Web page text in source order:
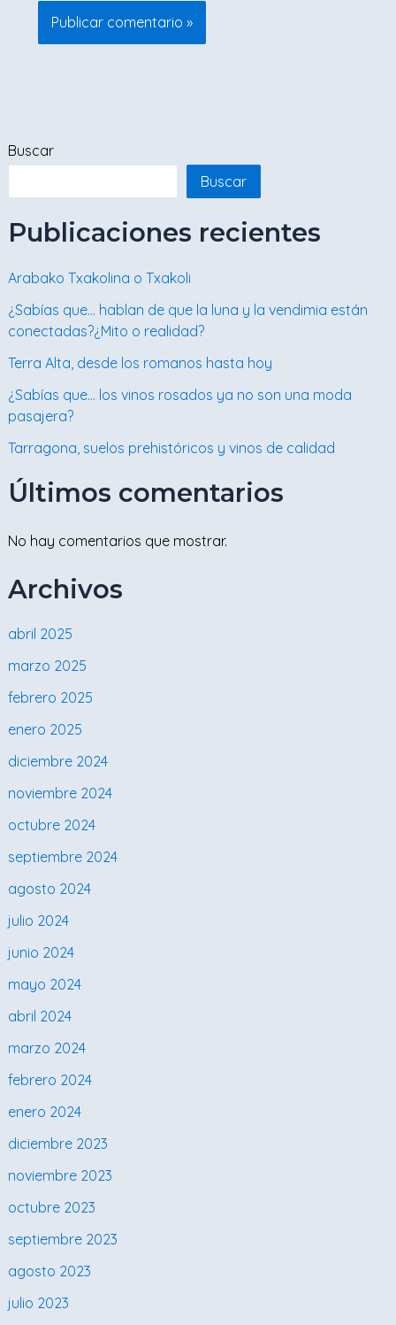
Buscar
Buscar
Publicaciones recientes
Arabako Txakolina o Txakoli
¿Sabías que… hablan de que la luna y la vendimia están
conectadas?¿Mito o realidad?
Terra Alta, desde los romanos hasta hoy
¿Sabías que… los vinos rosados ya no son una moda
pasajera?
Tarragona, suelos prehistóricos y vinos de calidad
Últimos comentarios
No hay comentarios que mostrar.
Archivos
abril 2025
marzo 2025
febrero 2025
enero 2025
diciembre 2024
noviembre 2024
octubre 2024
septiembre 2024
agosto 2024
julio 2024
junio 2024
mayo 2024
abril 2024
marzo 2024
febrero 2024
enero 2024
diciembre 2023
noviembre 2023
octubre 2023
septiembre 2023
agosto 2023
julio 2023